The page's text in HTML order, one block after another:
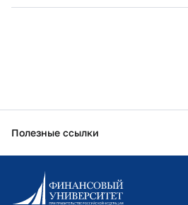
Полезные ссылки
Информационно-образовательный
Личный кабинет поступающего